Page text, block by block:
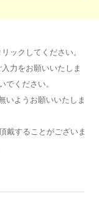
ックしてください。
力をお願いいたしま
ください。
いようお願いいたしま
戴することがございま